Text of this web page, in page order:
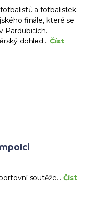
a fotbalistek.
finále, které se
Pardubicích.
dohled... Číst
soutěže... Číst